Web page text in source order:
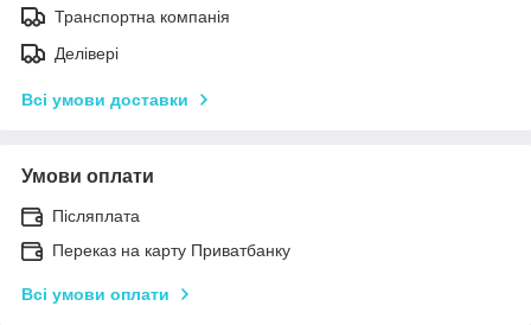
Транспортна компанія
Делівері
Всі умови доставки
Умови оплати
Післяплата
Переказ на карту Приватбанку
Всі умови оплати